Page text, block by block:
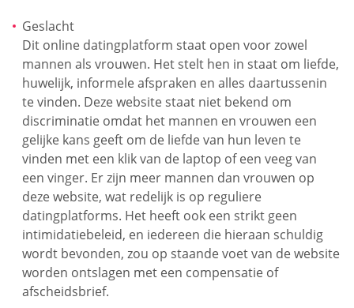
Geslacht
Dit online datingplatform staat open voor zowel
mannen als vrouwen. Het stelt hen in staat om liefde,
huwelijk, informele afspraken en alles daartussenin
te vinden. Deze website staat niet bekend om
discriminatie omdat het mannen en vrouwen een
gelijke kans geeft om de liefde van hun leven te
vinden met een klik van de laptop of een veeg van
een vinger. Er zijn meer mannen dan vrouwen op
deze website, wat redelijk is op reguliere
datingplatforms. Het heeft ook een strikt geen
intimidatiebeleid, en iedereen die hieraan schuldig
wordt bevonden, zou op staande voet van de website
worden ontslagen met een compensatie of
afscheidsbrief.